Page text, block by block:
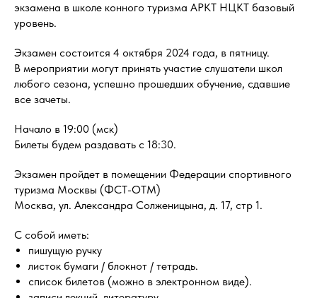
экзамена в школе конного туризма АРКТ НЦКТ базовый
уровень.
Экзамен состоится 4 октября 2024 года, в пятницу.
В мероприятии могут принять участие слушатели школ
любого сезона, успешно прошедших обучение, сдавшие
все зачеты.
Начало в 19:00 (мск)
Билеты будем раздавать с 18:30.
Экзамен пройдет в помещении Федерации спортивного
туризма Москвы (ФСТ-ОТМ)
Москва, ул. Александра Солженицына, д. 17, стр 1.
С собой иметь:
пишущую ручку
листок бумаги / блокнот / тетрадь.
список билетов (можно в электронном виде).